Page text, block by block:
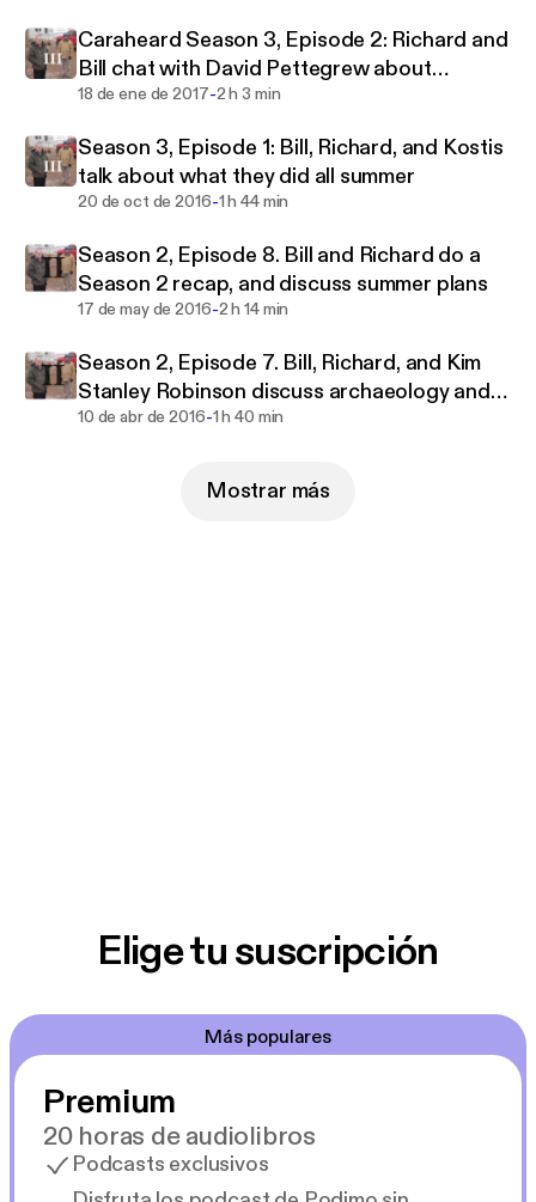
Caraheard Season 3, Episode 2: Richard and
Bill chat with David Pettegrew about
Corinthian matters
18 de ene de 2017-2 h 3 min
Season 3, Episode 1: Bill, Richard, and Kostis
talk about what they did all summer
20 de oct de 2016-1 h 44 min
Season 2, Episode 8. Bill and Richard do a
Season 2 recap, and discuss summer plans
17 de may de 2016-2 h 14 min
Season 2, Episode 7. Bill, Richard, and Kim
Stanley Robinson discuss archaeology and
MARS
10 de abr de 2016-1 h 40 min
Mostrar más
Elige tu suscripción
Más populares
Premium
20 horas de audiolibros
Podcasts exclusivos